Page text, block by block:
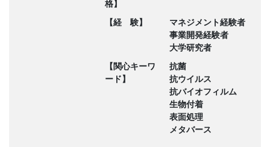
格】
【経 験】
マネジメント経験者
事業開発経験者
大学研究者
【関心キーワ
ード】
抗菌
抗ウイルス
抗バイオフィルム
生物付着
表面処理
メタバース